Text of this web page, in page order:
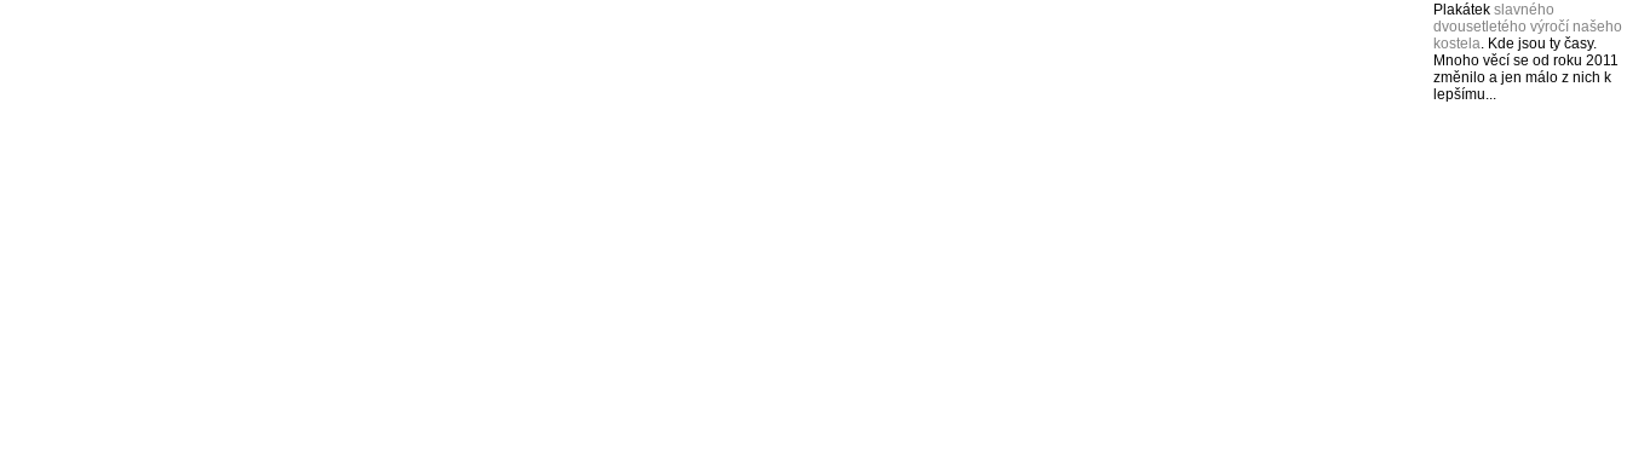
Plakátek slavného
dvousetletého výročí našeho
kostela. Kde jsou ty časy.
Mnoho věcí se od roku 2011
změnilo a jen málo z nich k
lepšímu...